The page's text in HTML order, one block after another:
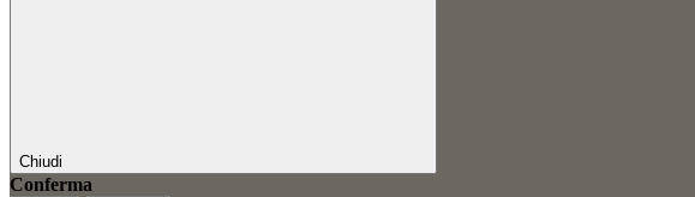
Chiudi
Conferma